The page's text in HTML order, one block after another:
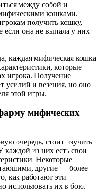
между собой и
кошками.
получить кошку,
если она не выпала у них
каждая мифическая кошка
которые
игрока. Получение
усилий и везения, но оно
этой игры.
мифических
очередь, стоит изучить
из них есть свои
Некоторые
другие — более
как работают эти
использовать их в бою.